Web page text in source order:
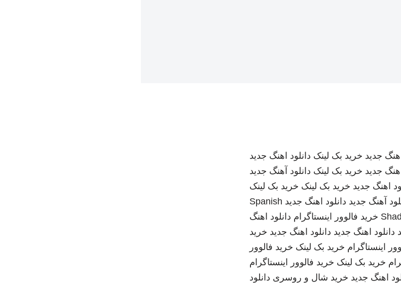
جدید خرید بک لینک دانلود اهنگ جدید
جدید خرید بک لینک دانلود آهنگ جدید
اهنگ جدید خرید بک لینک خرید بک لینک
آهنگ جدید دانلود اهنگ جدید Spanish
خرید فالوور اینستاگرام دانلود اهنگ
دانلود اهنگ جدید دانلود اهنگ جدید خرید
اینستاگرام خرید بک لینک خرید فالوور
خرید بک لینک خرید فالوور اینستاگرام
اهنگ جدید خرید شال و روسری دانلود